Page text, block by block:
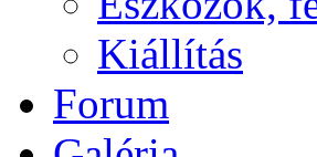
Kiállítás
Forum